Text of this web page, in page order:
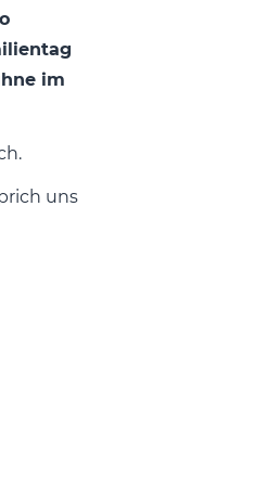
im
uns